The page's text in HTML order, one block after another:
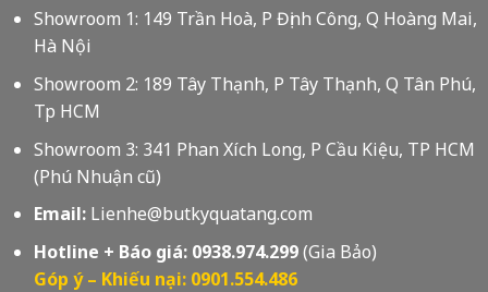
Showroom 1: 149 Trần Hoà, P Định Công, Q Hoàng Mai,
Hà Nội
Showroom 2: 189 Tây Thạnh, P Tây Thạnh, Q Tân Phú,
Tp HCM
Showroom 3: 341 Phan Xích Long, P Cầu Kiệu, TP HCM
(Phú Nhuận cũ)
Email:Lienhe@butkyquatang.com
Hotline + Báo giá: 0938.974.299(Gia Bảo)
Góp ý – Khiếu nại: 0901.554.486